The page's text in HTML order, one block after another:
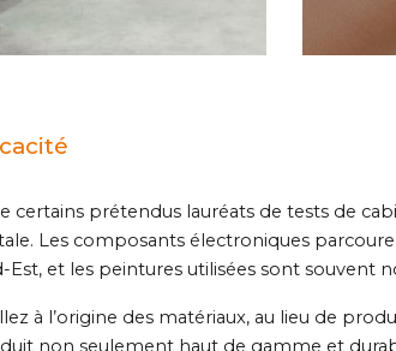
certains prétendus lauréats de tests de
Les composants électroniques
Est, et les peintures utilisées sont souvent
à l’origine des matériaux, au lieu de
non seulement haut de gamme et